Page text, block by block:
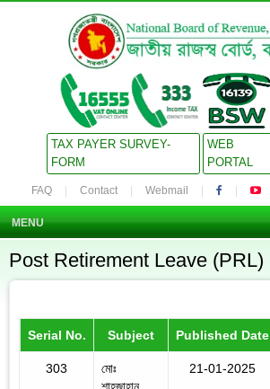
TAX PAYER SURVEY-
FORM
WEB
PORTAL
FAQ Contact Webmail
MENU
Post Retirement Leave (PRL)
Serial No. Subject Published Date
303
মোঃ
শাহজাহান,
21-01-2025